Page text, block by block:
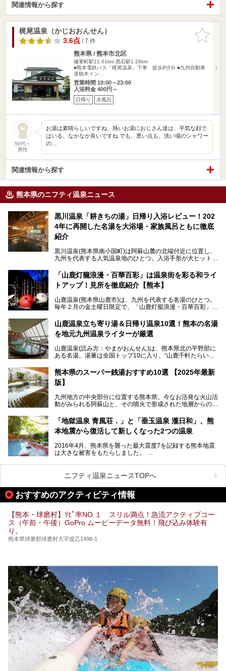
関連情報から探す
お気に入
りに追加
梶尾温泉（かじおおんせん）
3.6点/ 7 件
熊本県 / 熊本市北区
健軍町駅11.01km 黒石駅1.26km
■熊本電鉄バス「梶尾温泉」下車 徒歩約5分 ■九州自動車
道植木イン…
営業時間 10:00～23:00
入浴料金 400円～
日帰り 水風呂
50代～
男性
お湯は素晴らしいですね、熱いお湯におじさん達は、平気な顔で
はいる、なかなか良いですね でも、悪い点も、洗い場のシャワー
の…
関連情報から探す
熊本県のニフティ温泉ニュース
黒川温泉「耕きちの湯」日帰り入浴レビュー！202
4年に再開した名湯を大浴場・家族風呂ともに徹底
紹介
黒川温泉(熊本県南小国町)は阿蘇山麓の北端付近に位置し、
九州を代表する人気温泉地のひとつ。入浴手形が大ヒット
す。
中でも「耕きち(こうきち)の湯」は露天風呂を持たないもの
り一度廃業しましたが、2024年10月に営業再開。数多くの
温泉ファンに注目される名湯です。
今回は再開した耕きちの湯を訪問し、全浴室(男女別大浴
「山鹿灯籠浪漫・百華百彩」は温泉街を彩る和ライ
トアップ！見所を徹底紹介【熊本】
山鹿温泉(熊本県山鹿市)は、九州を代表する名湯のひとつ。
毎年２月の金土曜日限定で、「山鹿灯籠浪漫・百華百彩」
ます。和傘や竹、ろうそくなどを用いて、和情緒たっぷりの
ライトアップが無料で楽しめます。
日、の合計8日間開催。今回は地元九州在住の筆者が、その
見所を徹底紹介。併せて、その他イベントや立ち寄り湯も併
山鹿温泉立ち寄り湯＆日帰り温泉10選！熊本の名湯
を地元九州温泉ライターが厳選
山鹿温泉(読み方：やまがおんせん)は、熊本県北の平野部に
ある名湯。湯量は全国トップ10に入り、“山鹿千軒たらいな
泉質であり、お湯の良さにも定評があります。
今回は地元九州の温泉ライターの私が実際に入浴した中か
設・家族風呂の3パターンに分類し、合計10施設を厳選して
ご紹介。ぜひ、湯めぐりの参考にして下さいね！
熊本県のスーパー銭湯おすすめ10選 【2025年最新
版】
九州地方の中央部分に位置する熊本県。今なお活発な火山活
動がみられる阿蘇山と、その噴火で形成された地層からの湧
す。
そんな熊本県は、県内の至るところから温泉が湧いている温
泉県でもあります。山鹿温泉、玉名温泉、黒川温泉、人吉温
出すスーパー銭湯が豊富です。なかでも注目のスーパー銭湯
をピックアップしました。
「地獄温泉 青風荘．」と「垂玉温泉 瀧日和」、熊
本地震から復活して新しくなった2つの温泉
2016年4月、熊本県を襲った最大震度7を記録する熊本地震
は大きな被害をもたらしました。
阿蘇山麓の南阿蘇村の「地獄温泉 清風荘」、そして「清風
荘」から400mほど離れた「垂玉（たるたま）温泉 山口旅
館」の2軒は、この地震による土砂崩れなどのために、一時
期は孤立状態に。もしかしたらこの時のニュースで、「地獄
温泉」と「垂玉温泉」の名前を知った人もいるかもしれませ
ん。
この2軒は今どうなっているのでしょうか。実は現在は「地
獄温泉 青風荘．」「垂玉温泉 瀧日和」として営業を再開し
します。
ニフティ温泉ニュースTOPへ
おすすめのアクティビティ情報
【熊本・球磨村】ﾘﾋﾟ率NO.１ スリル満点！急流アクティブコー
ス（午前・午後）GoPro ムービーデータ無料！飛び込み体験有
り。
熊本県球磨郡球磨村大字渡乙1498-1